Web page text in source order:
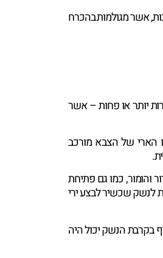
אשר מגולמות בהכרח
יותר או פחות – אשר
הארי של הצבא מורכב
והומור, כמו גם פתיחת
לנשק שכשיר לבצע ירי
בקרבת הנשק יכול היה